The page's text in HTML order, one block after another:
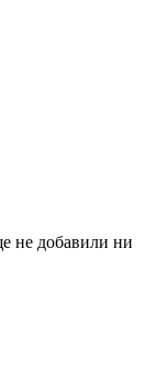
не добавили ни